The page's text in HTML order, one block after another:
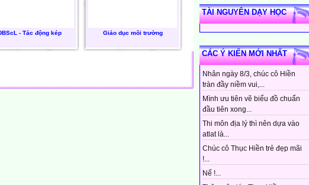
TÀI NGUYÊN DẠY HỌC
CÁC Ý KIẾN MỚI NHẤT
Nhân ngày 8/3, chúc cô Hiền
tràn đầy niềm vui,...
Mình ưu tiên vẽ biểu đồ chuẩn
đầu tiên xong...
Thi môn địa lý thì nên dựa vào
atlat là...
Chúc cô Thục Hiền trẻ đẹp mãi
!...
Nể !...
- Tác động kép Giáo dục môi trường